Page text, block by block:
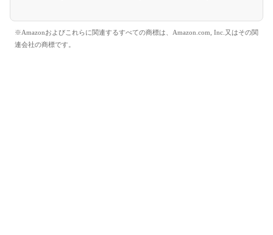
※Amazonおよびこれらに関連するすべての商標は、Amazon.com, Inc.又はその関
連会社の商標です。